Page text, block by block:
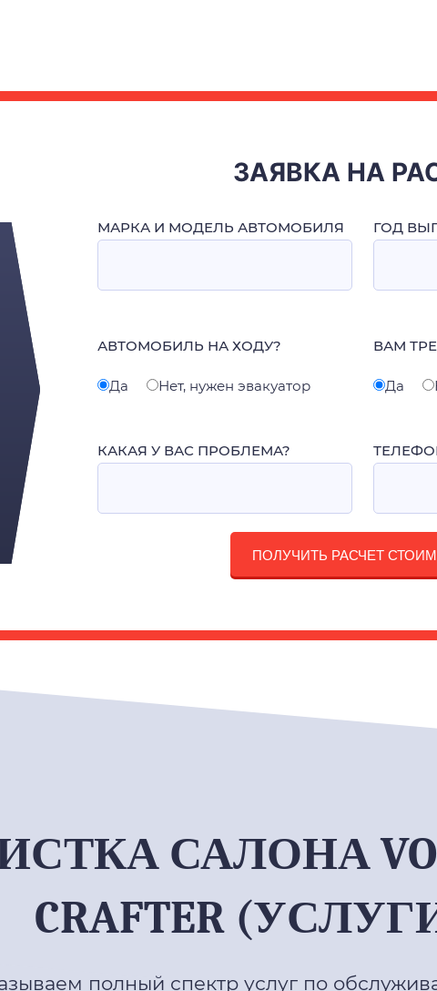
ЗАЯВКА НА
МАРКА И МОДЕЛЬ АВТОМОБИЛЯ ГОД
АВТОМОБИЛЬ НА ХОДУ?
Да Нет, нужен эвакуатор
ВАМ
Да
КАКАЯ У ВАС ПРОБЛЕМА?
ПОЛУЧИТЬ РАСЧЕТ
САЛОНА
CRAFTER
полный спектр услуг по